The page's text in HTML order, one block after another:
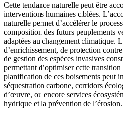
Cette tendance naturelle peut être
interventions humaines ciblées.
naturelle permet d’accélérer le
composition des futurs peuplements
adaptées au changement climatique.
d’enrichissement, de protection
de gestion des espèces invasives
permettant d’optimiser cette
planification de ces boisements peut
séquestration carbone, corridors
d’œuvre, ou encore services
hydrique et la prévention de l’érosion.